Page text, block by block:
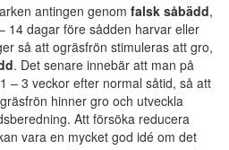
antingen genom falsk såbädd,
14 dagar före sådden harvar eller
så att ogräsfrön stimuleras att gro,
. Det senare innebär att man på
– 3 veckor efter normal såtid, så att
hinner gro och utveckla
Att försöka reducera
vara en mycket god idé om det